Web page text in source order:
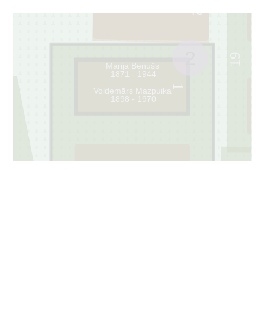
19
1
2
Marija Benušs
1871 - 1944
Voldemārs Mazpuika
1898 - 1970